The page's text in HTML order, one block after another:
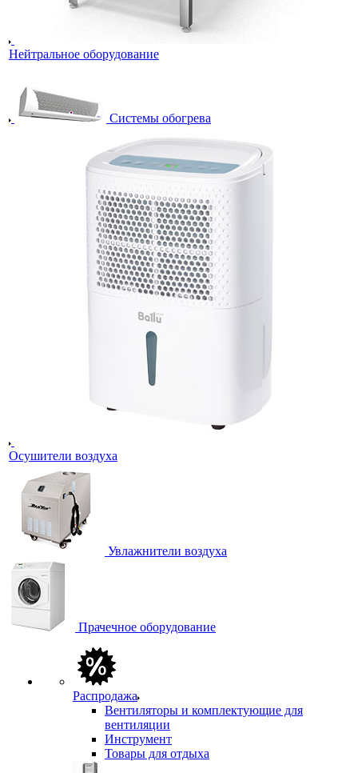
Нейтральное оборудование
Системы обогрева
Осушители воздуха
Увлажнители воздуха
Прачечное оборудование
Распродажа
Вентиляторы и комплектующие для
вентиляции
Инструмент
Товары для отдыха